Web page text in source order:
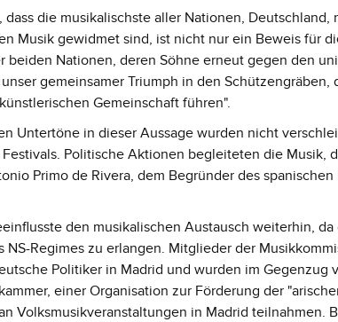
dass die musikalischste aller Nationen,
Musik gewidmet sind, ist nicht nur ein Beweis für
beiden Nationen, deren Söhne erneut gegen den
gemeinsamer Triumph in den
Gemeinschaft führen".
Untertöne in dieser Aussage wurden nicht
Politische Aktionen begleiteten die Musik,
Primo de Rivera, dem Begründer des
den musikalischen Austausch weiterhin,
NS-Regimes zu erlangen. Mitglieder der
Politiker in Madrid und wurden im
einer Organisation zur Förderung der
Volksmusikveranstaltungen in Madrid teilnahmen.